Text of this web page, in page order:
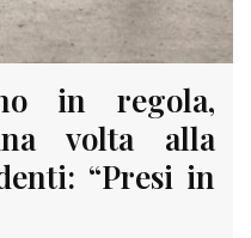
in regola,
volta alla
“Presi in